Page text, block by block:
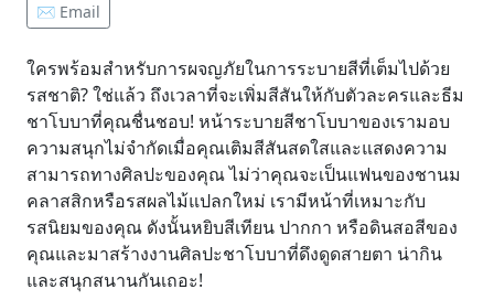
✉️ Email
ใครพร้อมสำหรับการผจญภัยในการระบายสีที่เต็มไปด้วย
รสชาติ? ใช่แล้ว ถึงเวลาที่จะเพิ่มสีสันให้กับตัวละครและธีม
ชาโบบาที่คุณชื่นชอบ! หน้าระบายสีชาโบบาของเรามอบ
ความสนุกไม่จำกัดเมื่อคุณเติมสีสันสดใสและแสดงความ
สามารถทางศิลปะของคุณ ไม่ว่าคุณจะเป็นแฟนของชานม
คลาสสิกหรือรสผลไม้แปลกใหม่ เรามีหน้าที่เหมาะกับ
รสนิยมของคุณ ดังนั้นหยิบสีเทียน ปากกา หรือดินสอสีของ
คุณและมาสร้างงานศิลปะชาโบบาที่ดึงดูดสายตา น่ากิน
และสนุกสนานกันเถอะ!